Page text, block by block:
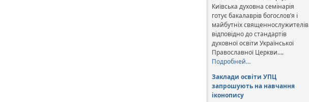
Київська духовна семінарія
готує бакалаврів богослов’я і
майбутніх священнослужителів
відповідно до стандартів
духовної освіти Української
Православної Церкви….
Подробней…
Заклади освіти УПЦ
запрошують на навчання
іконопису